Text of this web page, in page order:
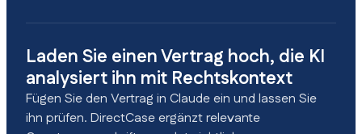
Laden Sie einen Vertrag hoch, die KI
analysiert ihn mit Rechtskontext
Fügen Sie den Vertrag in Claude ein und lassen Sie
ihn prüfen. DirectCase ergänzt relevante